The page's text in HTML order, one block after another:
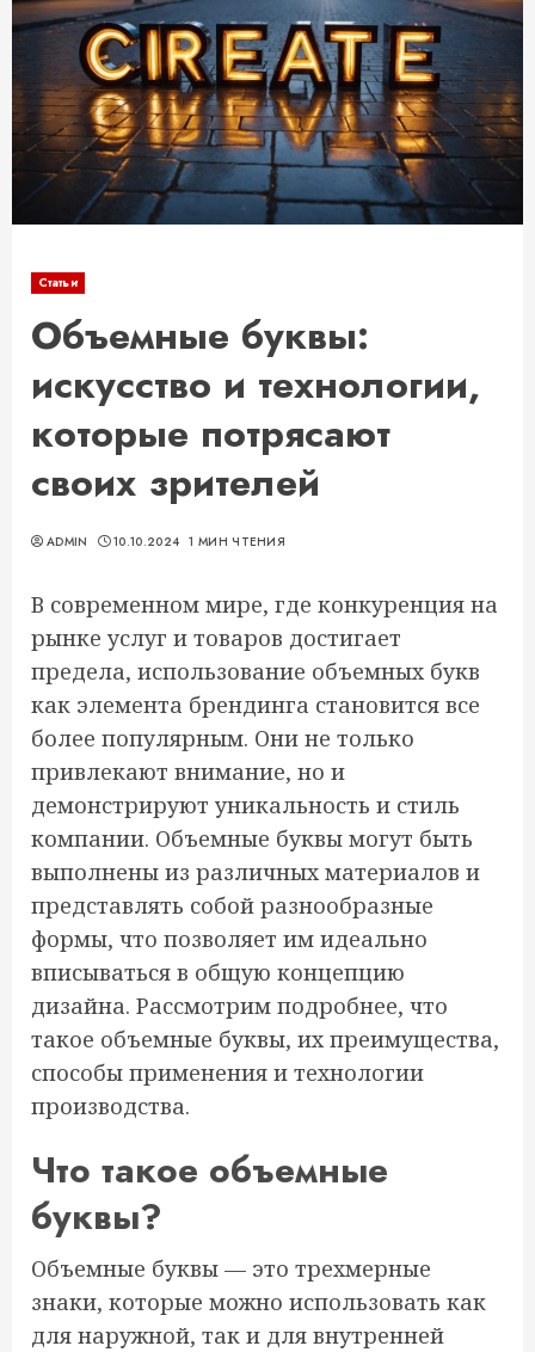
Статьи
Объемные буквы:
искусство и технологии,
которые потрясают
своих зрителей
ADMIN 10.10.2024 1 МИН ЧТЕНИЯ
В современном мире, где конкуренция на
рынке услуг и товаров достигает
предела, использование объемных букв
как элемента брендинга становится все
более популярным. Они не только
привлекают внимание, но и
демонстрируют уникальность и стиль
компании. Объемные буквы могут быть
выполнены из различных материалов и
представлять собой разнообразные
формы, что позволяет им идеально
вписываться в общую концепцию
дизайна. Рассмотрим подробнее, что
такое объемные буквы, их преимущества,
способы применения и технологии
производства.
Что такое объемные
буквы?
Объемные буквы — это трехмерные
знаки, которые можно использовать как
для наружной, так и для внутренней